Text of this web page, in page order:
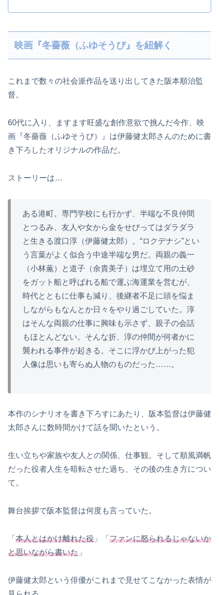
映画『冬薔薇（ふゆそうび』を紐解く
これまで数々の社会派作品を送り出してきた阪本順治監
督。
60代に入り、ますます旺盛な創作意欲で挑んだ今作、映
画『冬薔薇（ふゆそうび）』は伊藤健太郎さんのために書
き下ろしたオリジナルの作品だ。
ストーリーは…
ある港町。専門学校にも行かず、半端な不良仲間
とつるみ、友人や女から金をせびってはダラダラ
と生きる渡口淳（伊藤健太郎）。“ロクデナシ”とい
う言葉がよく似合う中途半端な男だ。両親の義一
（小林薫）と道子（余貴美子）は埋立て用の土砂
をガット船と呼ばれる船で運ぶ海運業を営むが、
時代とともに仕事も減り、後継者不足に頭を悩ま
しながらもなんとか日々をやり過ごしていた。淳
はそんな両親の仕事に興味も示さず、親子の会話
もほとんどない。そんな折、淳の仲間が何者かに
襲われる事件が起きる。そこに浮かび上がった犯
人像は思いも寄らぬ人物のものだった……。
本作のシナリオを書き下ろすにあたり、阪本監督は伊藤健
太郎さんに数時間かけて話を聞いたという。
生い立ちや家族や友人との関係、仕事観。そして順風満帆
だった役者人生を暗転させた過ち、その後の生き方につい
て。
舞台挨拶で阪本監督は何度も言っていた。
「 本人とはかけ離れた役 」「 ファンに怒られるじゃないか
と思いながら書いた 」
伊藤健太郎という俳優がこれまで見せてこなかった表情が